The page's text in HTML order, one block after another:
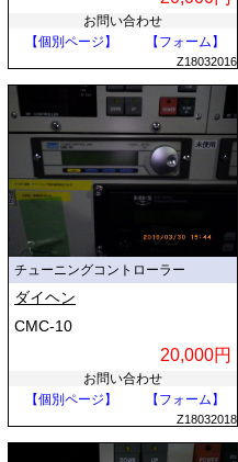
お問い合わせ
【個別ページ】
【フォーム】
Z18032016
チューニングコントローラー
ダイヘン
CMC-10
20,000円
お問い合わせ
【個別ページ】
【フォーム】
Z18032018